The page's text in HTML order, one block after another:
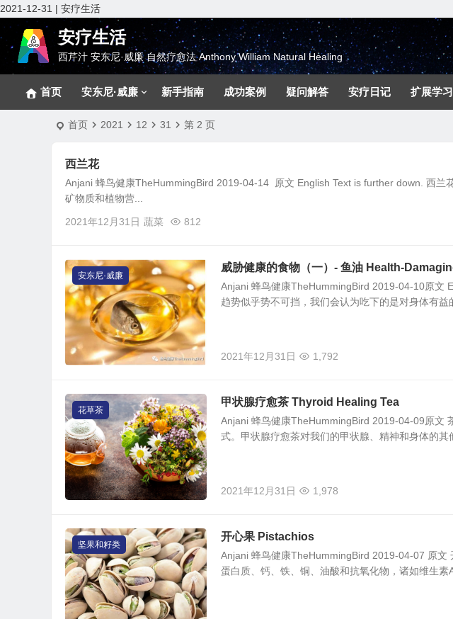
2021-12-31 | 安疗生活
安疗生活
西芹汁 安东尼·威廉 自然疗愈法 Anthony William Natural Healing
首页 安东尼·威廉 新手指南 成功案例 疑问解答 安疗日记 扩展学习
首页 2021 12 31 第 2 页
西兰花
Anjani 蜂鸟健康TheHummingBird 2019-04-14 原文 English Text is further down. 西兰
矿物质和植物营...
2021年12月31日 蔬菜 812
安东尼·威廉
威胁健康的食物（一）- 鱼油 Health-
Anjani 蜂鸟健康TheHummingBird 2019-04-10原文
趋势似乎势不可挡，我们会认为吃下的是对身体有益
2021年12月31日 1,792
花草茶
甲状腺疗愈茶 Thyroid Healing Tea
Anjani 蜂鸟健康TheHummingBird 2019-04-09原文
式。甲状腺疗愈茶对我们的甲状腺、精神和身体的其
2021年12月31日 1,978
坚果和籽类
开心果 Pistachios
Anjani 蜂鸟健康TheHummingBird 2019-04-07 原文
蛋白质、钙、铁、铜、油酸和抗氧化物，诸如维生素